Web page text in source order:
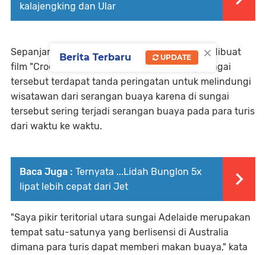
kalajengking dan Ular
Sepanjang teritorial sungai Adelaide, pernah dibuat
film "Crocodile Dundee" ,dan di sepanjang sungai
tersebut terdapat tanda peringatan untuk melindungi
wisatawan dari serangan buaya karena di sungai
tersebut sering terjadi serangan buaya pada para turis
dari waktu ke waktu.
Baca Juga : Ternyata ...Lidah Bunglon 5x
lipat lebih cepat dari Jet
"Saya pikir teritorial utara sungai Adelaide merupakan
tempat satu-satunya yang berlisensi di Australia
dimana para turis dapat memberi makan buaya," kata
×
Berita Terbaru UPDATE